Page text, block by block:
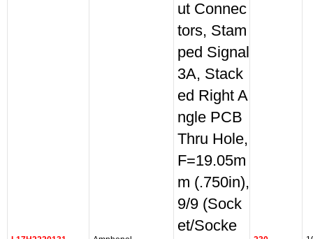
ut Connec
tors, Stam
ped Signal
3A, Stack
ed Right A
ngle PCB
Thru Hole,
F=19.05m
m (.750in),
9/9 (Sock
et/Socke